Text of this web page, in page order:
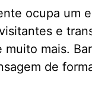
ocupa um
e
mais.
de